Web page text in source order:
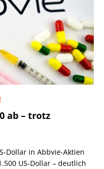
ab – trotz
Dollar in Abbvie-Aktien
US-Dollar – deutlich